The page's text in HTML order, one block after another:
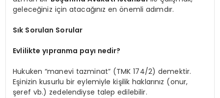
geleceğiniz için atacağınız en önemli adımdır.
Sık Sorulan Sorular
Evlilikte yıpranma payı nedir?
Hukuken “manevi tazminat” (TMK 174/2) demektir.
Eşinizin kusurlu bir eylemiyle kişilik haklarınız (onur,
şeref vb.) zedelendiyse talep edilebilir.